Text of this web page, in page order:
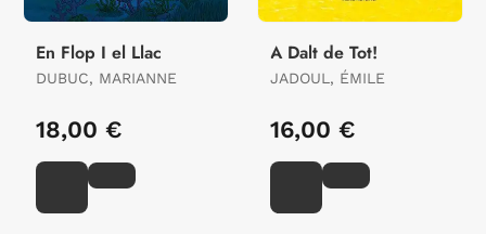
En Flop I el Llac
DUBUC, MARIANNE
18,00 €
A Dalt de Tot!
JADOUL, ÉMILE
16,00 €